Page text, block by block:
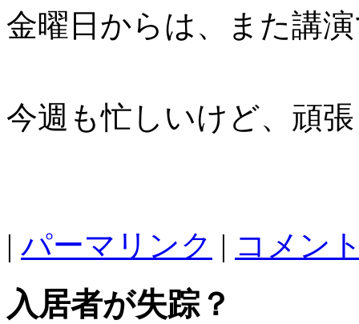
金曜日からは、また講
今週も忙しいけど、頑
| パーマリンク | コメン
入居者が失踪？